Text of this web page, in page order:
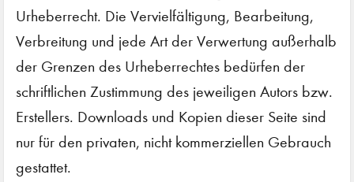
Urheberrecht. Die Vervielfältigung, Bearbeitung,
Verbreitung und jede Art der Verwertung außerhalb
der Grenzen des Urheberrechtes bedürfen der
schriftlichen Zustimmung des jeweiligen Autors bzw.
Erstellers. Downloads und Kopien dieser Seite sind
nur für den privaten, nicht kommerziellen Gebrauch
gestattet.